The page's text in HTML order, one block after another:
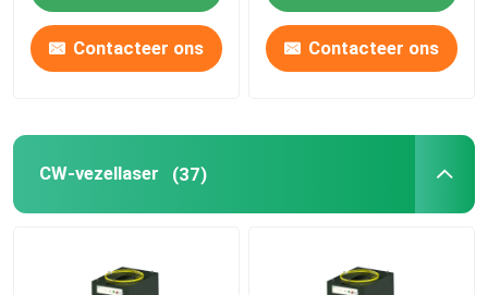
Laser snij machine
Contacteer ons Contacteer ons
CW-vezellaser (37)